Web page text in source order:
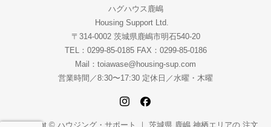
ハグハウス鹿嶋
Housing Support Ltd.
〒314-0002 茨城県鹿嶋市明石540-20
TEL：0299-85-0185 FAX：0299-85-0186
Mail：toiawase@housing-sup.com
営業時間／8:30〜17:30 定休日／水曜・木曜
Copyright © ハウジング・サポート ｜ 茨城県 鹿嶋 神栖エリアの 注文